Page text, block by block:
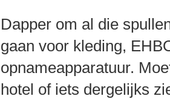
Dapper om al die
gaan voor kleding,
opnameapparatuur.
hotel of iets dergelijks